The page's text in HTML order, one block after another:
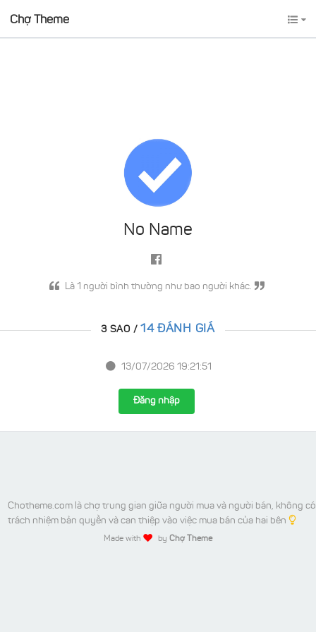
Chợ Theme
No Name
Là 1 người bình thường như bao người khác.
3 SAO / 14 ĐÁNH GIÁ
13/07/2026 19:21:51
Đăng nhập
Chotheme.com là chợ trung gian giữa người mua và người bán, không có
trách nhiệm bản quyền và can thiệp vào việc mua bán của hai bên
Made with by Chợ Theme